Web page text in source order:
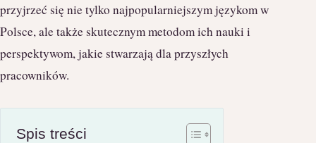
przyjrzeć się nie tylko najpopularniejszym językom w
Polsce, ale także skutecznym metodom ich nauki i
perspektywom, jakie stwarzają dla przyszłych
pracowników.
Spis treści